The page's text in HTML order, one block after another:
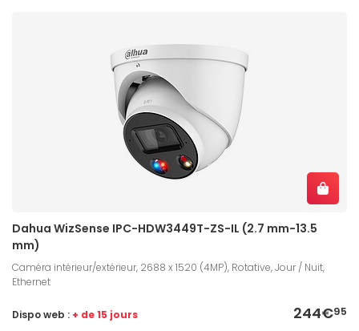
Dahua WizSense IPC-HDW3449T-ZS-IL (2.7 mm-13.5
mm)
Caméra intérieur/extérieur, 2688 x 1520 (4MP), Rotative, Jour / Nuit,
Ethernet
244€95
Dispo web : + de 15 jours